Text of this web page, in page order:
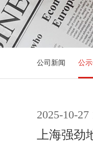
公司新闻 公
2025-10-27
上海强